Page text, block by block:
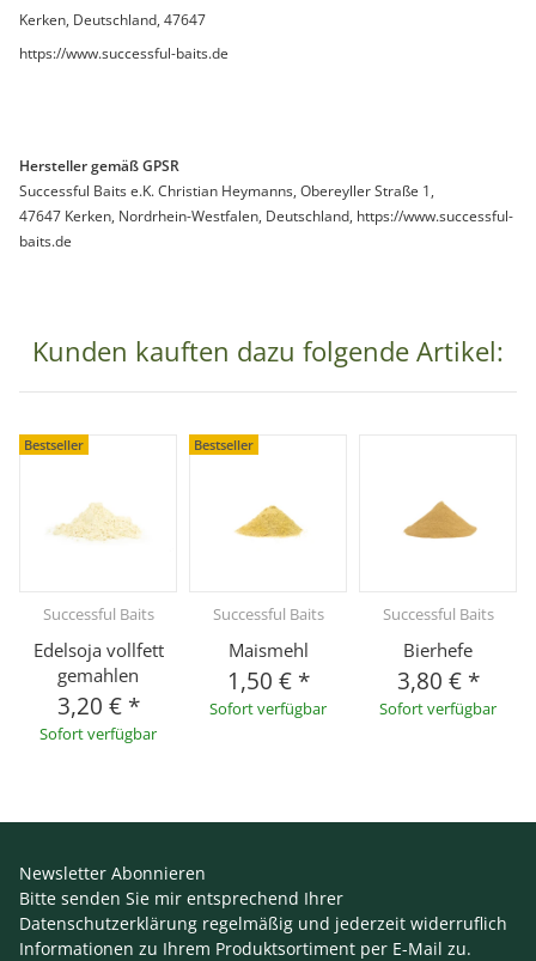
Kerken, Deutschland, 47647
https://www.successful-baits.de
Hersteller gemäß GPSR
Successful Baits e.K. Christian Heymanns, Obereyller Straße 1,
47647 Kerken, Nordrhein-Westfalen, Deutschland, https://www.successful-
baits.de
Kunden kauften dazu folgende Artikel:
Bestseller
Successful Baits
Edelsoja vollfett
gemahlen
3,20 € *
Sofort verfügbar
Bestseller
Successful Baits
Maismehl
1,50 € *
Sofort verfügbar
Successful Baits
Bierhefe
3,80 € *
Sofort verfügbar
Newsletter Abonnieren
Bitte senden Sie mir entsprechend Ihrer
Datenschutzerklärung regelmäßig und jederzeit widerruflich
Informationen zu Ihrem Produktsortiment per E-Mail zu.